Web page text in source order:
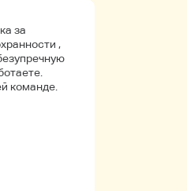
за
,
команде.